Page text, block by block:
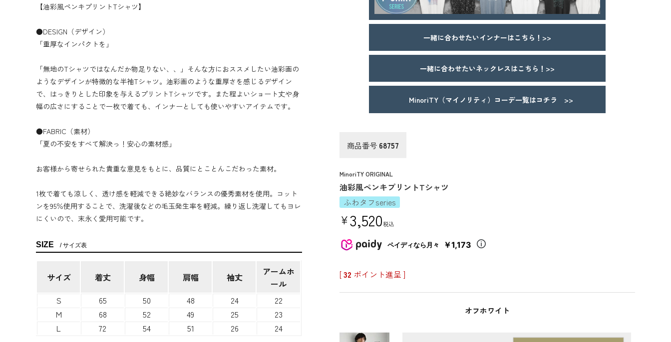
【油彩風ペンキプリントTシャツ】
●DESIGN（デザイン）
「重厚なインパクトを」
「無地のTシャツではなんだか物足りない、、」そんな方におススメしたい油彩画の
ようなデザインが特徴的な半袖Tシャツ。油彩画のような重厚さを感じるデザイン
で、はっきりとした印象を与えるプリントTシャツです。また程よいショート丈や身
幅の広さにすることで一枚で着ても、インナーとしても使いやすいアイテムです。
●FABRIC（素材）
「夏の不安をすべて解決っ！安心の素材感」
お客様から寄せられた貴重な意見をもとに、品質にとことんこだわった素材。
1枚で着ても涼しく、透け感を軽減できる絶妙なバランスの優秀素材を使用。コット
ンを95％使用することで、洗濯後などの毛玉発生率を軽減。繰り返し洗濯してもヨレ
にくいので、末永く愛用可能です。
SIZE サイズ表
サイズ 着丈 身幅 肩幅 袖丈
アームホ
ール
S
65 50 48 24
22
M
68 52 49 25
23
L
72 54 51 26
24
一緒に合わせたいインナーはこちら！>>
一緒に合わせたいネックレスはこちら！>>
MinoriTY（マイノリティ）コーデ一覧はコチラ >>
商品番号 68757
MinoriTY ORIGINAL
油彩風ペンキプリントTシャツ
ふわタフseries
¥3,520税込
ペイディなら月々 ￥1,173
[32 ポイント進呈 ]
オフホワイト